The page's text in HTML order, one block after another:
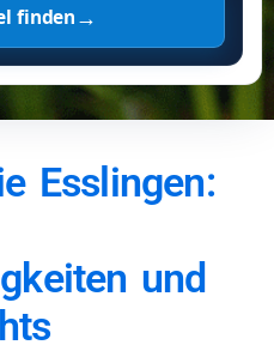
finden→
Esslingen:
und